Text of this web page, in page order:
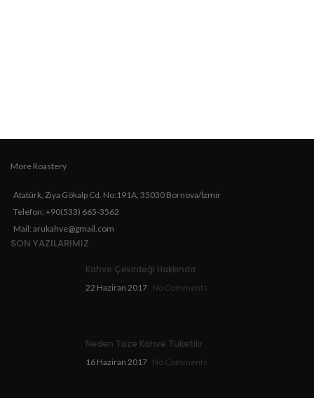
More Roastery
Atatürk, Ziya Gökalp Cd. No:191A, 35030 Bornova/İzmir
Telefon: +90(533) 665-3562
Mail: arukahve@gmail.com
SON YAZILARIMIZ
Kahve Çekirdeği Hakkında
22 Haziran 2017 No Comments
Neden Taze Kahve Tüketilir
16 Haziran 2017 No Comments